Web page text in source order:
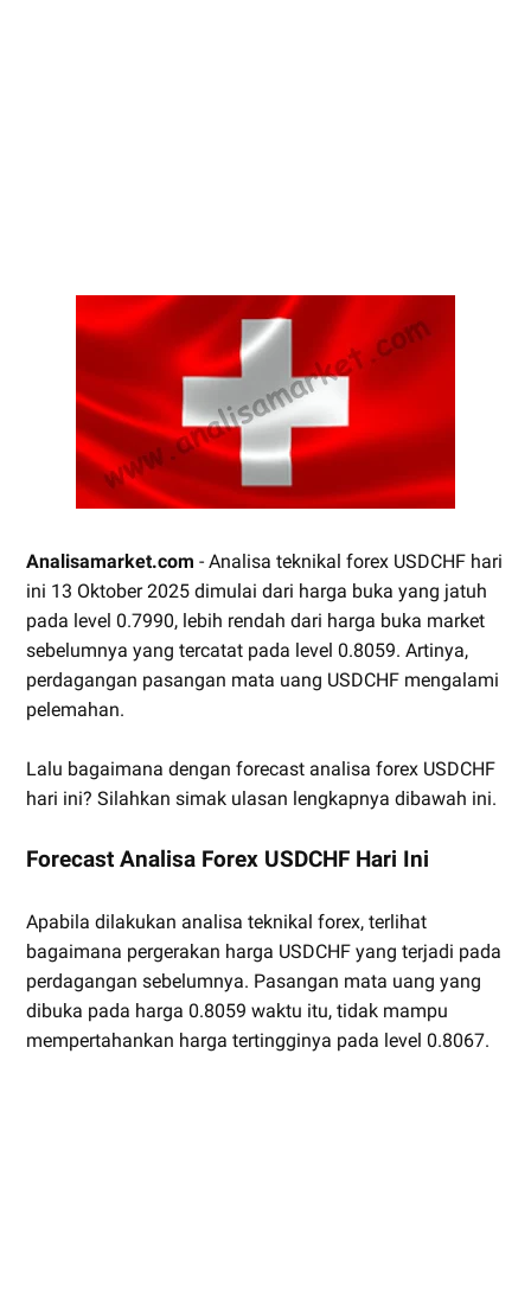
Analisamarket.com - Analisa teknikal forex USDCHF hari
ini 13 Oktober 2025 dimulai dari harga buka yang jatuh
pada level 0.7990, lebih rendah dari harga buka market
sebelumnya yang tercatat pada level 0.8059. Artinya,
perdagangan pasangan mata uang USDCHF mengalami
pelemahan.
Lalu bagaimana dengan forecast analisa forex USDCHF
hari ini? Silahkan simak ulasan lengkapnya dibawah ini.
Forecast Analisa Forex USDCHF Hari Ini
Apabila dilakukan analisa teknikal forex, terlihat
bagaimana pergerakan harga USDCHF yang terjadi pada
perdagangan sebelumnya. Pasangan mata uang yang
dibuka pada harga 0.8059 waktu itu, tidak mampu
mempertahankan harga tertingginya pada level 0.8067.